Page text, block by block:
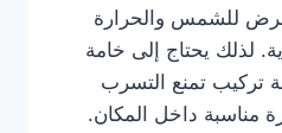
للشمس والحرارة
لذلك يحتاج إلى خامة
تركيب تمنع التسرب
مناسبة داخل المكان.